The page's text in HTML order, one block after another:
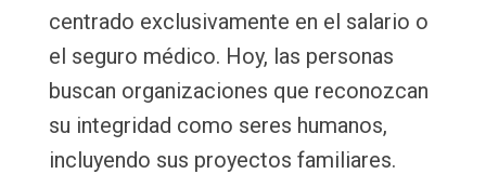
centrado exclusivamente en el salario o
el seguro médico. Hoy, las personas
buscan organizaciones que reconozcan
su integridad como seres humanos,
incluyendo sus proyectos familiares.